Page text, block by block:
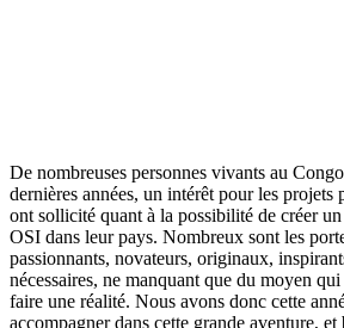
De nombreuses personnes vivants au
dernières années, un intérêt pour les projets
ont sollicité quant à la possibilité de créer
OSI dans leur pays. Nombreux sont les
passionnants, novateurs, originaux,
nécessaires, ne manquant que du moyen
faire une réalité. Nous avons donc cette
accompagner dans cette grande aventure, et